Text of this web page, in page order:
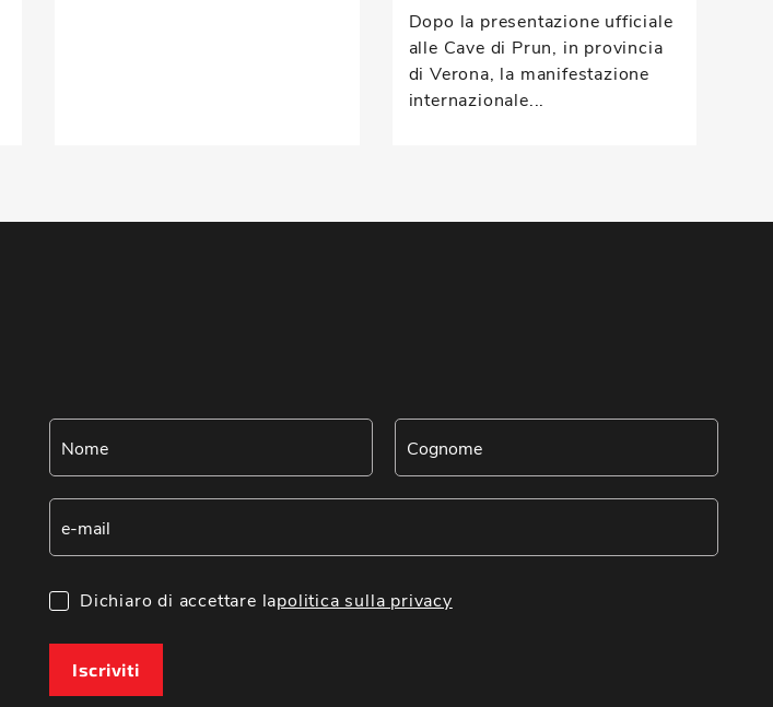
Dopo la presentazione ufficiale
alle Cave di Prun, in provincia
di Verona, la manifestazione
internazionale...
Dichiaro di accettare lapolitica sulla privacy
Iscriviti